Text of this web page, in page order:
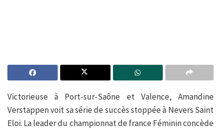
Victorieuse à Port-sur-Saône et Valence, Amandine
Verstappen voit sa série de succès stoppée à Nevers Saint
Eloi. La leader du championnat de france Féminin concède